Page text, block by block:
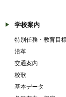
学校案内
特別任務・教育目
沿革
交通案内
校歌
基本データ